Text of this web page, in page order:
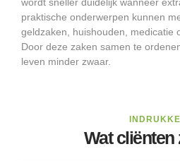
praktische onderwerpen kunnen
geldzaken, huishouden, medicatie
Door deze zaken samen te
leven minder zwaar.
Wat cliënten